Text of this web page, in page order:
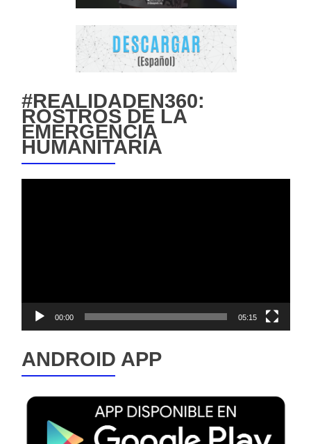
#REALIDADEN360:
ROSTROS DE LA
EMERGENCIA
HUMANITARIA
00:00 05:15
ANDROID APP